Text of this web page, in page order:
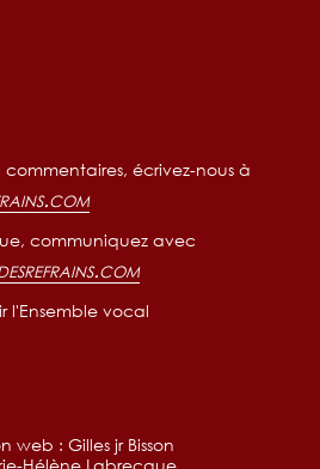
commentaires, écrivez-nous à
communiquez avec
l'Ensemble vocal
: Gilles jr Bisson
Hélène Labrecque